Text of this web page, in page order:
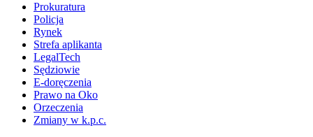
Prokuratura
Policja
Rynek
Strefa aplikanta
LegalTech
Sędziowie
E-doręczenia
Prawo na Oko
Orzeczenia
Zmiany w k.p.c.